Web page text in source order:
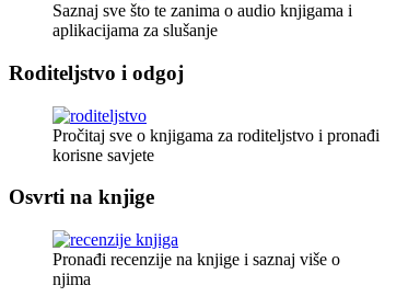
Saznaj sve što te zanima o audio knjigama i
aplikacijama za slušanje
Roditeljstvo i odgoj
Pročitaj sve o knjigama za roditeljstvo i pronađi
korisne savjete
Osvrti na knjige
Pronađi recenzije na knjige i saznaj više o
njima